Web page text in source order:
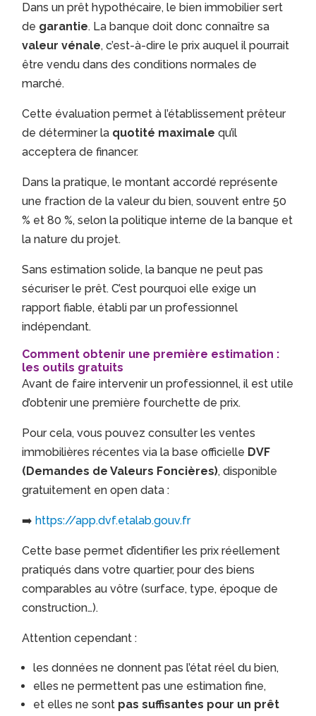
Dans un prêt hypothécaire, le bien immobilier sert
de garantie. La banque doit donc connaître sa
valeur vénale, c’est-à-dire le prix auquel il pourrait
être vendu dans des conditions normales de
marché.
Cette évaluation permet à l’établissement prêteur
de déterminer la quotité maximale qu’il
acceptera de financer.
Dans la pratique, le montant accordé représente
une fraction de la valeur du bien, souvent entre 50
% et 80 %, selon la politique interne de la banque et
la nature du projet.
Sans estimation solide, la banque ne peut pas
sécuriser le prêt. C’est pourquoi elle exige un
rapport fiable, établi par un professionnel
indépendant.
Comment obtenir une première estimation :
les outils gratuits
Avant de faire intervenir un professionnel, il est utile
d’obtenir une première fourchette de prix.
Pour cela, vous pouvez consulter les ventes
immobilières récentes via la base officielle DVF
(Demandes de Valeurs Foncières), disponible
gratuitement en open data :
➡️https://app.dvf.etalab.gouv.fr
Cette base permet d’identifier les prix réellement
pratiqués dans votre quartier, pour des biens
comparables au vôtre (surface, type, époque de
construction…).
Attention cependant :
les données ne donnent pas l’état réel du bien,
elles ne permettent pas une estimation fine,
et elles ne sont pas suffisantes pour un prêt